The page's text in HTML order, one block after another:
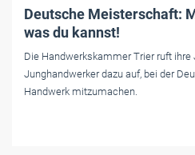
Deutsche Meisterschaft:
was du kannst!
Die Handwerkskammer Trier ruft ihre
Junghandwerker dazu auf, bei der
Handwerk mitzumachen.